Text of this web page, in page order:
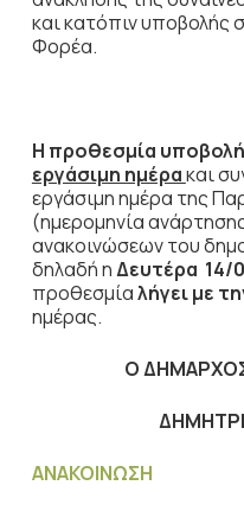
και κατόπιν υποβολής
Φορέα.
Η προθεσμία
εργάσιμη ημέρακαι
εργάσιμη ημέρα της
(ημερομηνία
ανακοινώσεων του
δηλαδή ηΔευτέρα 14/
προθεσμίαλήγει µε
ημέρας.
Ο
ΑΝΑΚΟΙΝΩΣΗ